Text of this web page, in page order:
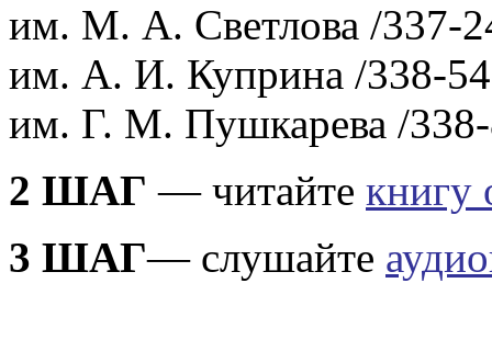
им. М. А. Светлова /337-
им. А. И. Куприна /338-
им. Г. М. Пушкарева /
2 ШАГ — читайте книгу
3 ШАГ— слушайте